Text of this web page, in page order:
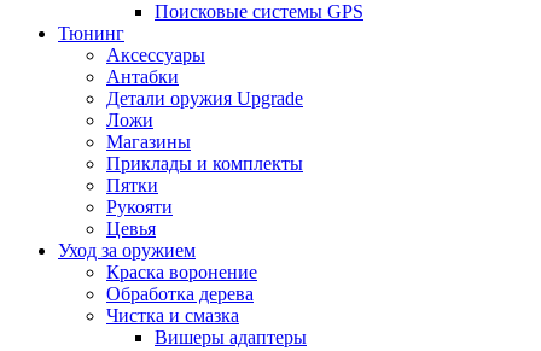
Поисковые системы GPS
Тюнинг
Аксессуары
Антабки
Детали оружия Upgrade
Ложи
Магазины
Приклады и комплекты
Пятки
Рукояти
Цевья
Уход за оружием
Краска воронение
Обработка дерева
Чистка и смазка
Вишеры адаптеры